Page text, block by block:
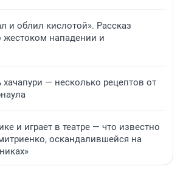
и облил кислотой». Рассказ
жестоком нападении и
хачапури — несколько рецептов от
и играет в театре — что известно
оскандалившейся на